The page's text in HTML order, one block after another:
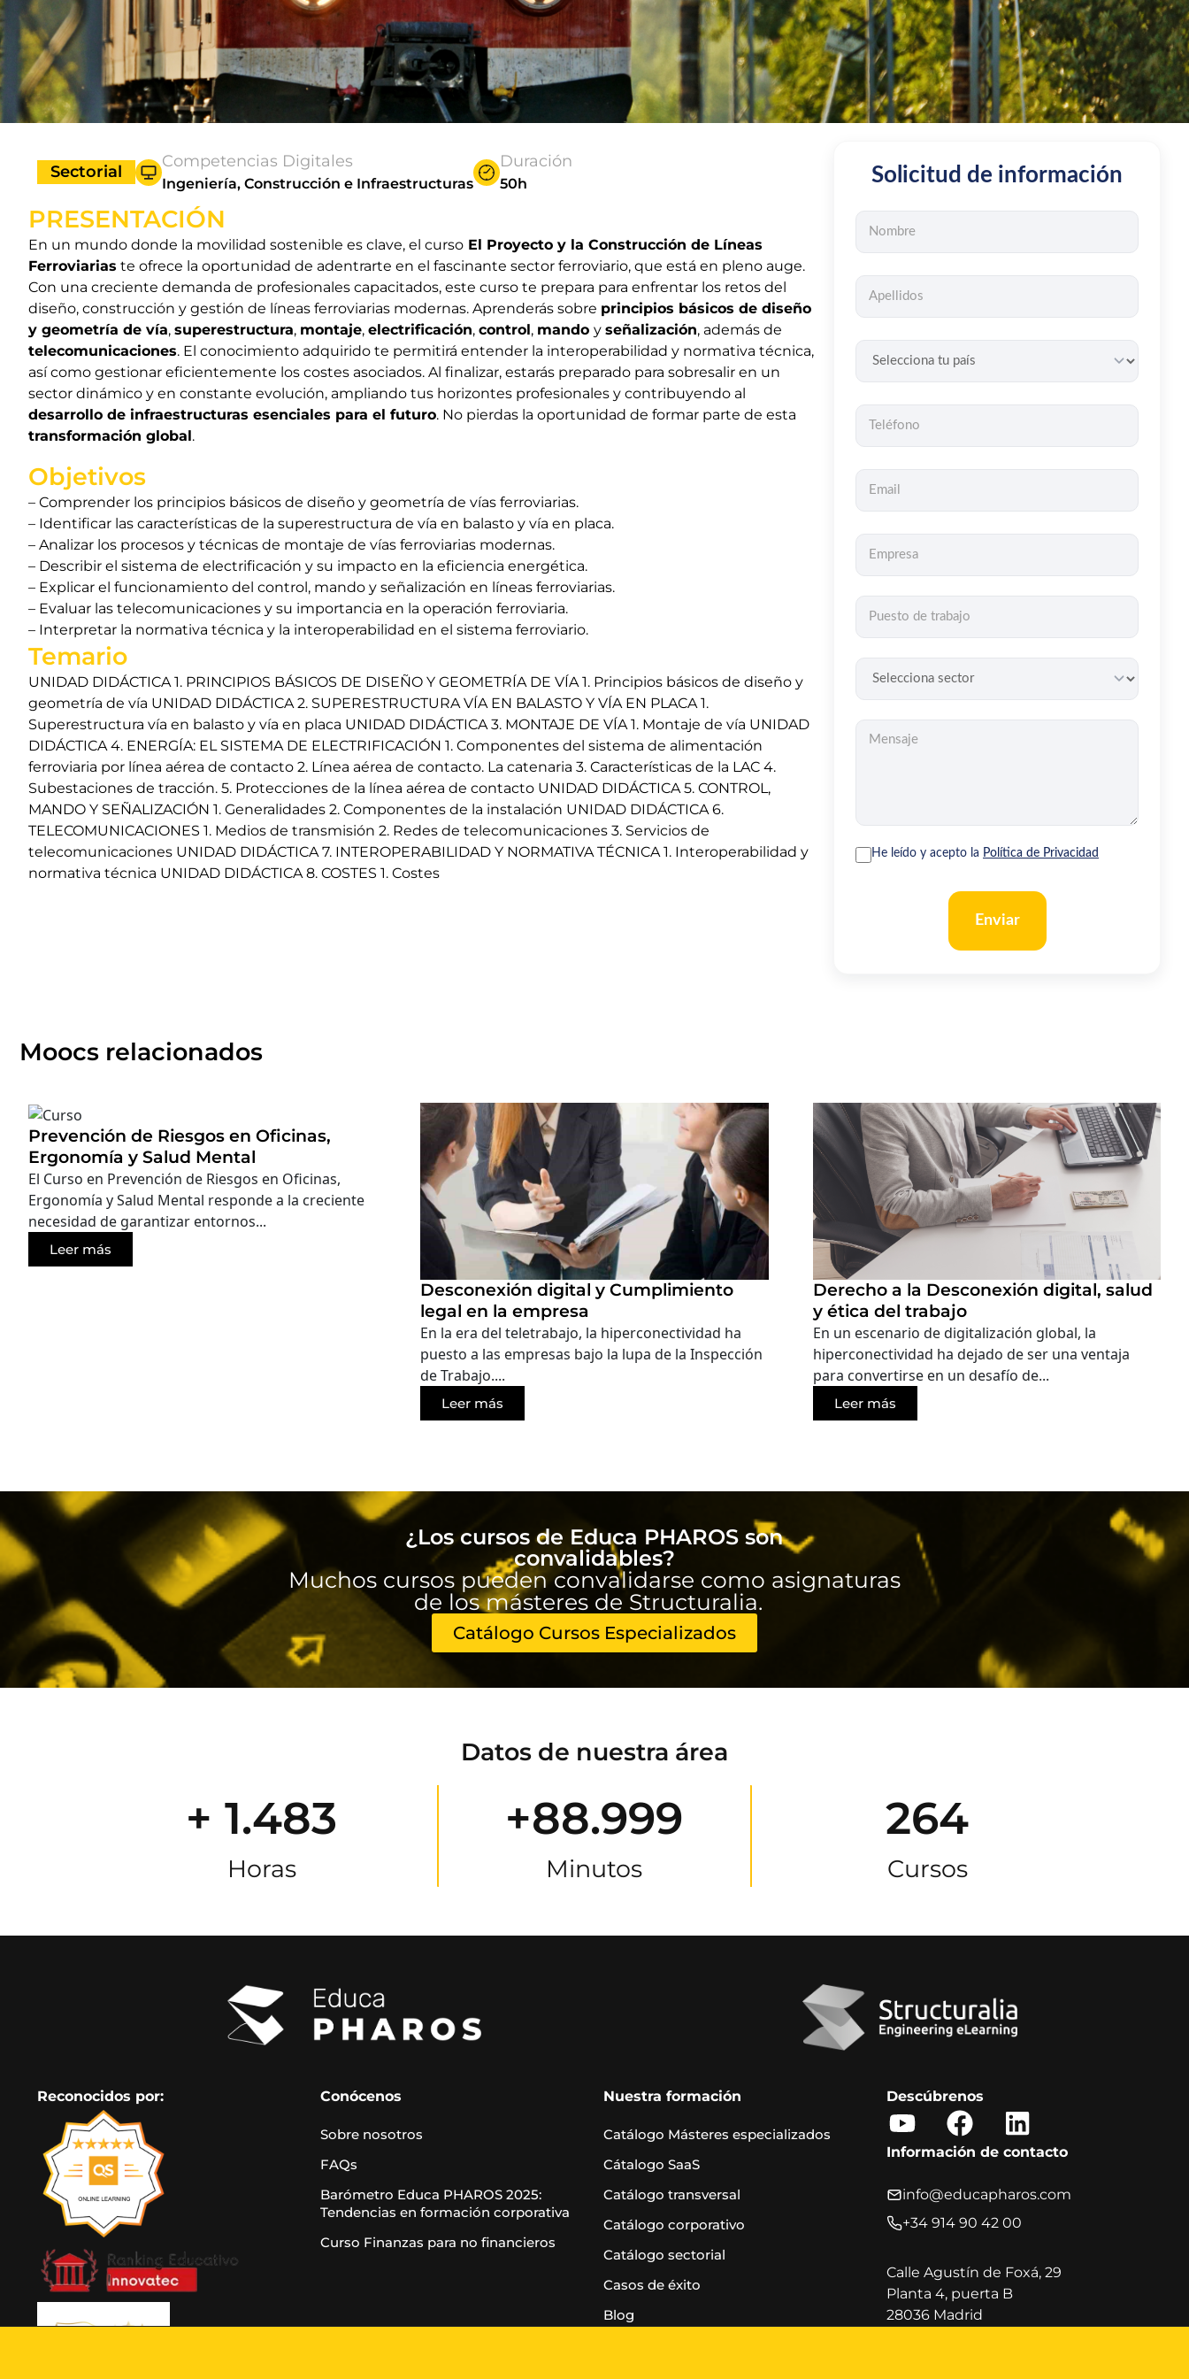
Sectorial
Competencias Digitales
Ingeniería, Construcción e Infraestructuras
Duración
50h
PRESENTACIÓN
En un mundo donde la movilidad sostenible es clave, el curso El Proyecto y la Construcción de Líneas
Ferroviarias te ofrece la oportunidad de adentrarte en el fascinante sector ferroviario, que está en pleno auge.
Con una creciente demanda de profesionales capacitados, este curso te prepara para enfrentar los retos del
diseño, construcción y gestión de líneas ferroviarias modernas. Aprenderás sobre principios básicos de diseño
y geometría de vía, superestructura, montaje, electrificación, control, mando y señalización, además de
telecomunicaciones. El conocimiento adquirido te permitirá entender la interoperabilidad y normativa técnica,
así como gestionar eficientemente los costes asociados. Al finalizar, estarás preparado para sobresalir en un
sector dinámico y en constante evolución, ampliando tus horizontes profesionales y contribuyendo al
desarrollo de infraestructuras esenciales para el futuro. No pierdas la oportunidad de formar parte de esta
transformación global.
Objetivos
– Comprender los principios básicos de diseño y geometría de vías ferroviarias.
– Identificar las características de la superestructura de vía en balasto y vía en placa.
– Analizar los procesos y técnicas de montaje de vías ferroviarias modernas.
– Describir el sistema de electrificación y su impacto en la eficiencia energética.
– Explicar el funcionamiento del control, mando y señalización en líneas ferroviarias.
– Evaluar las telecomunicaciones y su importancia en la operación ferroviaria.
– Interpretar la normativa técnica y la interoperabilidad en el sistema ferroviario.
Temario
UNIDAD DIDÁCTICA 1. PRINCIPIOS BÁSICOS DE DISEÑO Y GEOMETRÍA DE VÍA 1. Principios básicos de diseño y
geometría de vía UNIDAD DIDÁCTICA 2. SUPERESTRUCTURA VÍA EN BALASTO Y VÍA EN PLACA 1.
Superestructura vía en balasto y vía en placa UNIDAD DIDÁCTICA 3. MONTAJE DE VÍA 1. Montaje de vía UNIDAD
DIDÁCTICA 4. ENERGÍA: EL SISTEMA DE ELECTRIFICACIÓN 1. Componentes del sistema de alimentación
ferroviaria por línea aérea de contacto 2. Línea aérea de contacto. La catenaria 3. Características de la LAC 4.
Subestaciones de tracción. 5. Protecciones de la línea aérea de contacto UNIDAD DIDÁCTICA 5. CONTROL,
MANDO Y SEÑALIZACIÓN 1. Generalidades 2. Componentes de la instalación UNIDAD DIDÁCTICA 6.
TELECOMUNICACIONES 1. Medios de transmisión 2. Redes de telecomunicaciones 3. Servicios de
telecomunicaciones UNIDAD DIDÁCTICA 7. INTEROPERABILIDAD Y NORMATIVA TÉCNICA 1. Interoperabilidad y
normativa técnica UNIDAD DIDÁCTICA 8. COSTES 1. Costes
Solicitud de información
He leído y acepto la Política de Privacidad
Enviar
Moocs relacionados
Prevención de Riesgos en Oficinas,
Ergonomía y Salud Mental
El Curso en Prevención de Riesgos en Oficinas,
Ergonomía y Salud Mental responde a la creciente
necesidad de garantizar entornos...
Leer más
Desconexión digital y Cumplimiento
legal en la empresa
En la era del teletrabajo, la hiperconectividad ha
puesto a las empresas bajo la lupa de la Inspección
de Trabajo....
Leer más
Derecho a la Desconexión digital, salud
y ética del trabajo
En un escenario de digitalización global, la
hiperconectividad ha dejado de ser una ventaja
para convertirse en un desafío de...
Leer más
¿Los cursos de Educa PHAROS son
convalidables?
Muchos cursos pueden convalidarse como asignaturas
de los másteres de Structuralia.
Catálogo Cursos Especializados
Datos de nuestra área
+ 1.483
Horas
+88.999
Minutos
264
Cursos
Reconocidos por: Conócenos
Sobre nosotros
FAQs
Barómetro Educa PHAROS 2025:
Tendencias en formación corporativa
Curso Finanzas para no financieros
Nuestra formación
Catálogo Másteres especializados
Cátalogo SaaS
Catálogo transversal
Catálogo corporativo
Catálogo sectorial
Casos de éxito
Blog
Descúbrenos
Y
o
t
u
e
F
a
e
b
o
k
L
i
k
e
i
Información de contacto
info@educapharos.com
+34 914 90 42 00
Calle Agustín de Foxá, 29
Planta 4, puerta B
28036 Madrid